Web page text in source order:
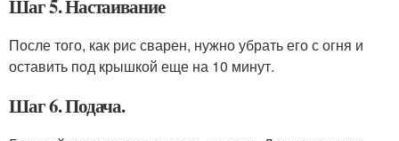
Шаг 5. Настаивание
После того, как рис сварен, нужно убрать его с огня и
оставить под крышкой еще на 10 минут.
Шаг 6. Подача.